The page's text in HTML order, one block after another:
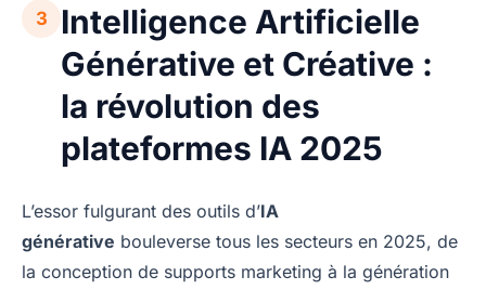
3
Intelligence Artificielle
Générative et Créative :
la révolution des
plateformes IA 2025
L’essor fulgurant des outils d’IA
générative bouleverse tous les secteurs en 2025, de
la conception de supports marketing à la génération